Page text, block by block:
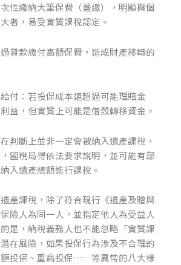
性繳納大筆保費（躉繳），明顯與個
者，易受實質課稅認定。
貸款繳付高額保費，造成財產移轉的
付：若投保成本遠超過可能理賠金
益，但實質上可能是借殼轉移資金。
判斷上並非一定會被納入遺產課稅，
國稅局得依法要求說明，並可能有部
入遺產總額進行課稅。
產課稅，除了符合現行《遺產及贈與
險人為同一人，並指定他人為受益人
是，納稅義務人也不能忽略「實質課
在風險，如果投保行為涉及不合理的
投保、重病投保……等異常的八大樣